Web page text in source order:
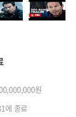
원
에 종료